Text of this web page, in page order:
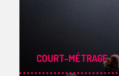
COURT-MÉTRAGE